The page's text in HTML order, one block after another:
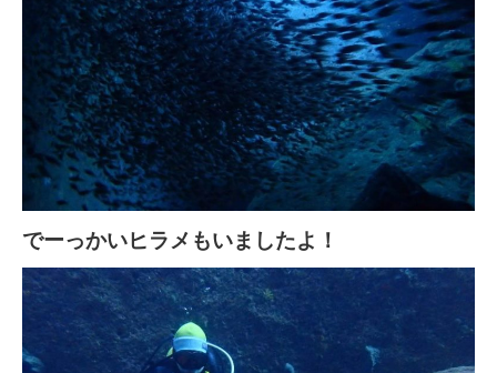
でーっかいヒラメもいましたよ！